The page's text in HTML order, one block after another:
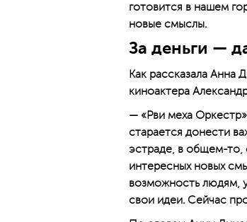
готовится в нашем
новые смыслы.
За деньги —
Как рассказала Анна
киноактера
— «Рви меха
старается донести
эстраде, в общем-то,
интересных новых
возможность людям,
свои идеи. Сейчас